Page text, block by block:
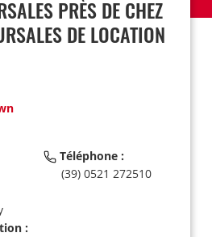
PRÈS DE CHEZ
DE LOCATION
Téléphone :
(39) 0521 272510
: